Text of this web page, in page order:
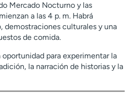
Mercado Nocturno y las
a las 4 p. m. Habrá
demostraciones culturales y una
de comida.
oportunidad para experimentar la
la narración de historias y la